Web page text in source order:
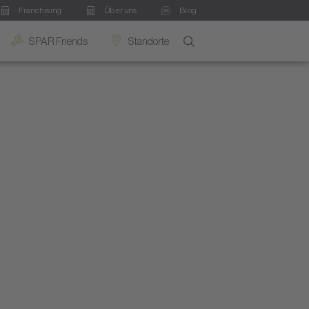
Franchising Über uns Blog
SPAR Friends Standorte